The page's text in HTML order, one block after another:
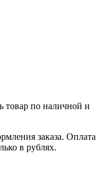
товар по наличной и
заказа. Оплата
в рублях.